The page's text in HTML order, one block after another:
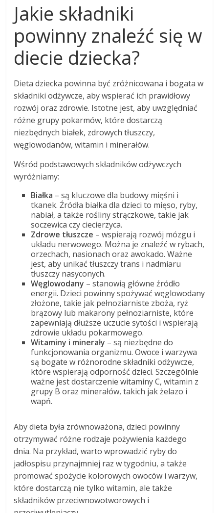
Jakie składniki
powinny znaleźć się w
diecie dziecka?
Dieta dziecka powinna być zróżnicowana i bogata w
składniki odżywcze, aby wspierać ich prawidłowy
rozwój oraz zdrowie. Istotne jest, aby uwzględniać
różne grupy pokarmów, które dostarczą
niezbędnych białek, zdrowych tłuszczy,
węglowodanów, witamin i minerałów.
Wśród podstawowych składników odżywczych
wyróżniamy:
Białka – są kluczowe dla budowy mięśni i
tkanek. Źródła białka dla dzieci to mięso, ryby,
nabiał, a także rośliny strączkowe, takie jak
soczewica czy ciecierzyca.
Zdrowe tłuszcze – wspierają rozwój mózgu i
układu nerwowego. Można je znaleźć w rybach,
orzechach, nasionach oraz awokado. Ważne
jest, aby unikać tłuszczy trans i nadmiaru
tłuszczy nasyconych.
Węglowodany – stanowią główne źródło
energii. Dzieci powinny spożywać węglowodany
złożone, takie jak pełnoziarniste zboża, ryż
brązowy lub makarony pełnoziarniste, które
zapewniają dłuższe uczucie sytości i wspierają
zdrowie układu pokarmowego.
Witaminy i minerały – są niezbędne do
funkcjonowania organizmu. Owoce i warzywa
są bogate w różnorodne składniki odżywcze,
które wspierają odporność dzieci. Szczególnie
ważne jest dostarczenie witaminy C, witamin z
grupy B oraz minerałów, takich jak żelazo i
wapń.
Aby dieta była zrównoważona, dzieci powinny
otrzymywać różne rodzaje pożywienia każdego
dnia. Na przykład, warto wprowadzić ryby do
jadłospisu przynajmniej raz w tygodniu, a także
promować spożycie kolorowych owoców i warzyw,
które dostarczą nie tylko witamin, ale także
składników przeciwnowotworowych i